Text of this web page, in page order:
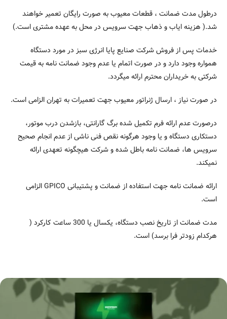
درطول مدت ضمانت ، قطعات معیوب به صورت رایگان تعمیر خواهند
شد.( هزینه ایاب و ذهاب جهت سرویس در محل به عهده مشتری است.)
خدمات پس از فروش شرکت صنایع پایا انرژی سبز در مورد دستگاه
همواره وجود دارد و در صورت اتمام یا عدم وجود ضمانت نامه به قیمت
شرکتی به خریداران محترم ارائه میگردد.
در صورت نیاز ، ارسال ژنراتور معیوب جهت تعمیرات به تهران الزامی است.
درصورت عدم ارائه فرم تکمیل شده برگ گارانتی، بازشدن درب موتور،
دستکاری دستگاه و یا وجود هرگونه نقص فنی ناشی از عدم انجام صحیح
سرویس ها، ضمانت نامه باطل شده و شرکت هیچگونه تعهدی ارائه
نمیکند.
ارائه ضمانت نامه جهت استفاده از ضمانت و پشتیبانی GPICO الزامی
است.
مدت ضمانت از تاریخ نصب دستگاه، یکسال یا 300 ساعت کارکرد (
هرکدام زودتر فرا برسد) است.